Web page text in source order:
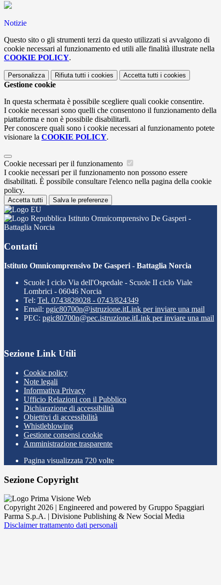
Notizie
Questo sito o gli strumenti terzi da questo utilizzati si avvalgono di
cookie necessari al funzionamento ed utili alle finalità illustrate nella
COOKIE POLICY.
Personalizza Rifiuta tutti i cookies Accetta tutti i cookies
Gestione cookie
In questa schermata è possibile scegliere quali cookie consentire.
I cookie necessari sono quelli che consentono il funzionamento della
piattaforma e non è possibile disabilitarli.
Per conoscere quali sono i cookie necessari al funzionamento potete
visionare la COOKIE POLICY.
Cookie necessari per il funzionamento
I cookie necessari per il funzionamento non possono essere
disabilitati. È possibile consultare l'elenco nella pagina della cookie
policy.
Accetta tutti Salva le preferenze
Istituto Omnicomprensivo De Gasperi -
Battaglia Norcia
Contatti
Istituto Omnicomprensivo De Gasperi - Battaglia Norcia
Scuole I ciclo Via dell'Ospedale - Scuole II ciclo Viale
Lombrici - 06046 Norcia
Tel: Tel. 0743828028 - 0743/824349
Email: pgic80700n@istruzione.itLink per inviare una mail
PEC: pgic80700n@pec.istruzione.itLink per inviare una mail
Sezione Link Utili
Cookie policy
Note legali
Informativa Privacy
Ufficio Relazioni con il Pubblico
Dichiarazione di accessibilità
Obiettivi di accessibilità
Whistleblowing
Gestione consensi cookie
Amministrazione trasparente
Pagina visualizzata 720 volte
Sezione Copyright
Copyright 2026 | Engineered and powered by Gruppo Spaggiari
Parma S.p.A. | Divisione Publishing & New Social Media
Disclaimer trattamento dati personali